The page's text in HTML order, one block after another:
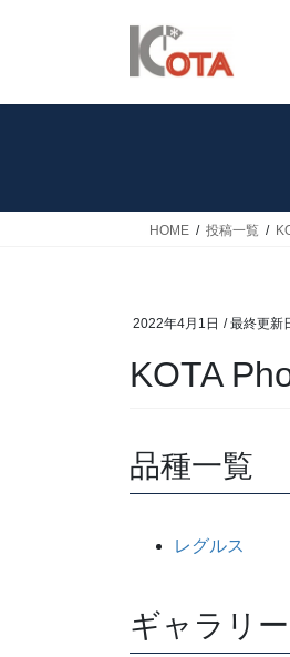
HOME 投稿一覧
2022年4月1日 / 最終更新
KOTA
品種一覧
レグルス
ギャラリー